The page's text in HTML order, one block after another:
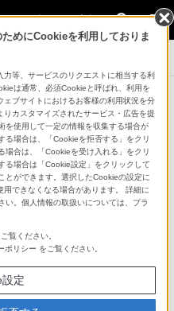
法人のお客様
事例一覧
詳細メニュー
寸法図(231KB／PDF)
めにCookieを利用しておりま
等、サービスのリクエストに相当する利
は通常、必須Cookieと呼ばれ、利用を
ブサイトにおけるお客様の利用状況を分
カスタマイズされたサービス・広告を提
を使用して一定の情報を収集する場合が
る場合は、「Cookieを拒否する」をクリ
場合は、「Cookieを受け入れる」をクリ
る場合は「Cookie設定」をクリックして
とができます。選択したCookieの設定に
できなくなる場合があります。 詳細に
。個人情報の取扱いについては、プラ
覧ください。
ポリシー をご覧ください。
定